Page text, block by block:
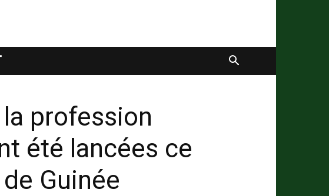
profession
été lancées ce
Guinée